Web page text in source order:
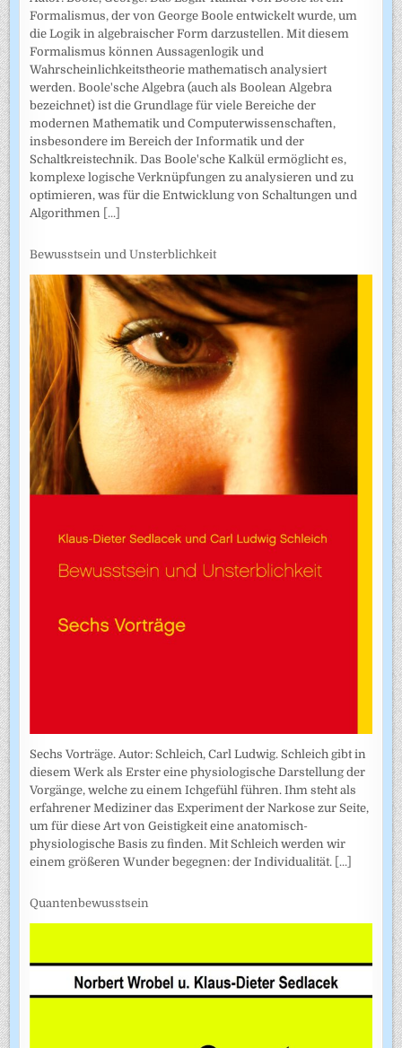
Formalismus, der von George Boole entwickelt wurde, um
die Logik in algebraischer Form darzustellen. Mit diesem
Formalismus können Aussagenlogik und
Wahrscheinlichkeitstheorie mathematisch analysiert
werden. Boole'sche Algebra (auch als Boolean Algebra
bezeichnet) ist die Grundlage für viele Bereiche der
modernen Mathematik und Computerwissenschaften,
insbesondere im Bereich der Informatik und der
Schaltkreistechnik. Das Boole'sche Kalkül ermöglicht es,
komplexe logische Verknüpfungen zu analysieren und zu
optimieren, was für die Entwicklung von Schaltungen und
Algorithmen [...]
Bewusstsein und Unsterblichkeit
Sechs Vorträge. Autor: Schleich, Carl Ludwig. Schleich gibt in
diesem Werk als Erster eine physiologische Darstellung der
Vorgänge, welche zu einem Ichgefühl führen. Ihm steht als
erfahrener Mediziner das Experiment der Narkose zur Seite,
um für diese Art von Geistigkeit eine anatomisch-
physiologische Basis zu finden. Mit Schleich werden wir
einem größeren Wunder begegnen: der Individualität. [...]
Quantenbewusstsein